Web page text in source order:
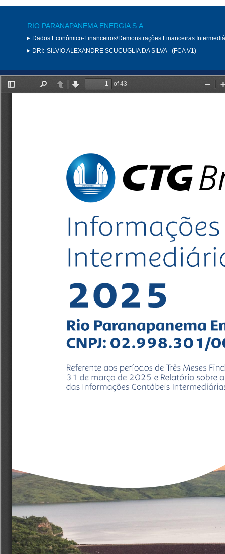
RIO PARANAPANEMA ENERGIA S.A.
Dados Econômico-Financeiros\Demonstrações Financeiras
DRI: SILVIO ALEXANDRE SCUCUGLIA DA SILVA - (FCA V1)